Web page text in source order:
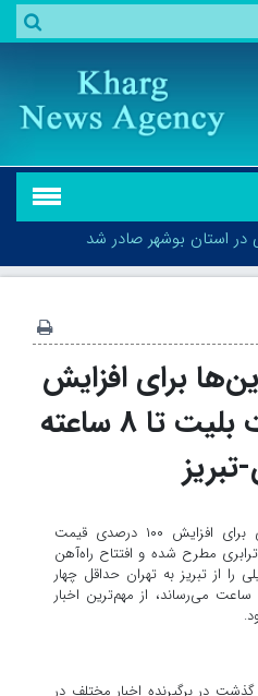
استان بوشهر صادر شد
استان بوشهر صادر شد
برای افزایش
۱۰۰ درصدی قیمت بلیت تا ۸ ساعته
درخواست شرکت‌های هواپیمایی برای افزایش ۱۰۰ درصدی قیمت
مطرح شده و افتتاح راه‌آهن
را از تبریز به تهران حداقل چهار
می‌رساند، از مهم‌ترین اخبار
در برگیرنده اخبار مختلف در